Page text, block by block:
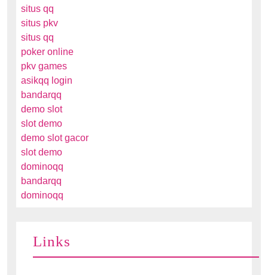
situs qq
situs pkv
situs qq
poker online
pkv games
asikqq login
bandarqq
demo slot
slot demo
demo slot gacor
slot demo
dominoqq
bandarqq
dominoqq
Links